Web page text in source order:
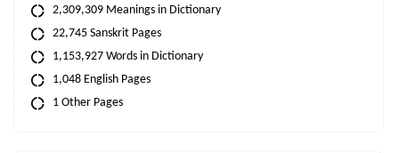
2,309,309 Meanings in Dictionary
22,745 Sanskrit Pages
1,153,927 Words in Dictionary
1,048 English Pages
1 Other Pages